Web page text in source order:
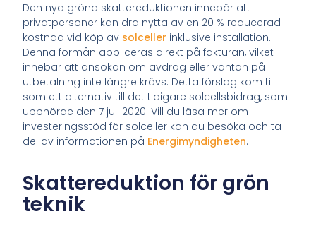
Den nya gröna skattereduktionen innebär att
privatpersoner kan dra nytta av en 20 % reducerad
kostnad vid köp av solceller inklusive installation.
Denna förmån appliceras direkt på fakturan, vilket
innebär att ansökan om avdrag eller väntan på
utbetalning inte längre krävs. Detta förslag kom till
som ett alternativ till det tidigare solcellsbidrag, som
upphörde den 7 juli 2020. Vill du läsa mer om
investeringsstöd för solceller kan du besöka och ta
del av informationen på Energimyndigheten.
Skattereduktion för grön
teknik